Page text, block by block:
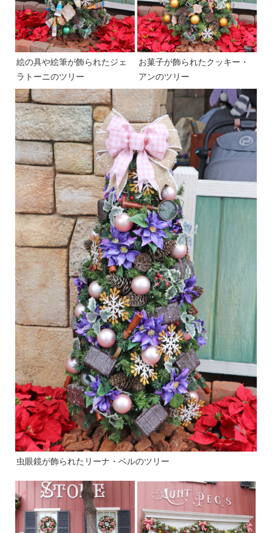
絵の具や絵筆が飾られたジェ
ラトーニのツリー
お菓子が飾られたクッキー・
アンのツリー
虫眼鏡が飾られたリーナ・ベルのツリー